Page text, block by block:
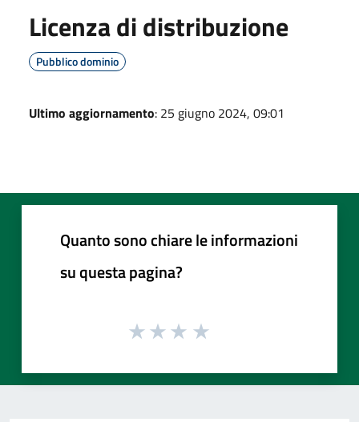
Licenza di distribuzione
Pubblico dominio
Ultimo aggiornamento: 25 giugno 2024, 09:01
Quanto sono chiare le informazioni
su questa pagina?